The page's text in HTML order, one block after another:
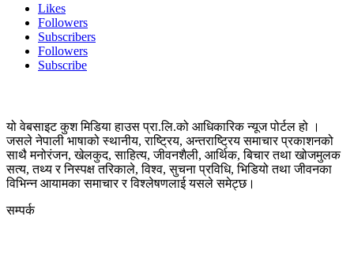
Likes
Followers
Subscribers
Followers
Subscribe
यो वेबसाइट कुश मिडिया हाउस प्रा.लि.को आधिकारिक न्यूज पोर्टल हो ।
जसले नेपाली भाषाको स्थानीय, राष्ट्रिय, अन्तराष्ट्रिय समाचार प्रकाशनको
साथै मनोरंजन, खेलकुद, साहित्य, जीवनशैली, आर्थिक, बिचार तथा खोजमुलक
सत्य, तथ्य र निस्पक्ष तरिकाले, विश्व, सुचना प्रविधि, भिडियो तथा जीवनका
विभिन्न आयामका समाचार र विश्लेषणलाई यसले समेट्छ।
सम्पर्क